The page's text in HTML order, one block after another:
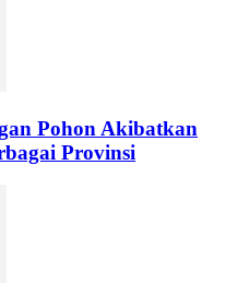
Pohon Akibatkan
Provinsi